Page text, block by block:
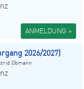
ANMELDUNG »
2026/2027)
Obmann